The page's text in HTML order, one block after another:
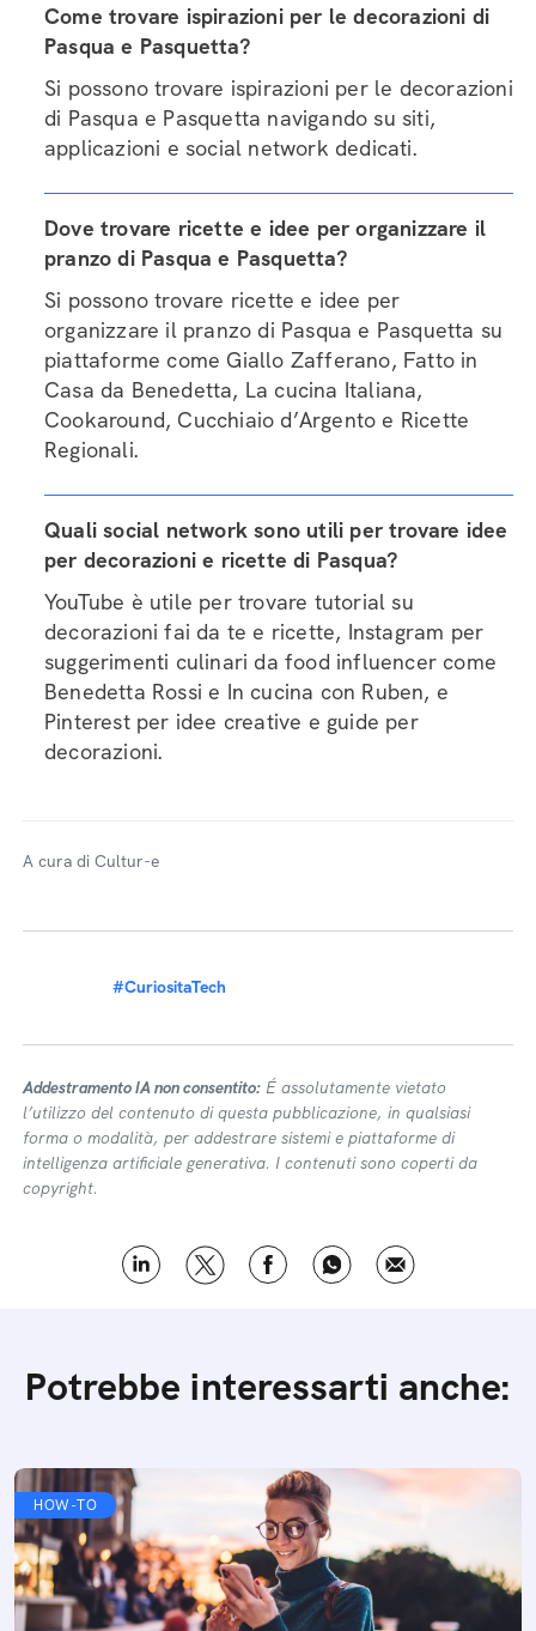
Come trovare ispirazioni per le decorazioni di
Pasqua e Pasquetta?
Si possono trovare ispirazioni per le decorazioni
di Pasqua e Pasquetta navigando su siti,
applicazioni e social network dedicati.
Dove trovare ricette e idee per organizzare il
pranzo di Pasqua e Pasquetta?
Si possono trovare ricette e idee per
organizzare il pranzo di Pasqua e Pasquetta su
piattaforme come Giallo Zafferano, Fatto in
Casa da Benedetta, La cucina Italiana,
Cookaround, Cucchiaio d’Argento e Ricette
Regionali.
Quali social network sono utili per trovare idee
per decorazioni e ricette di Pasqua?
YouTube è utile per trovare tutorial su
decorazioni fai da te e ricette, Instagram per
suggerimenti culinari da food influencer come
Benedetta Rossi e In cucina con Ruben, e
Pinterest per idee creative e guide per
decorazioni.
A cura di Cultur-e
#CuriositaTech
Addestramento IA non consentito: É assolutamente vietato
l’utilizzo del contenuto di questa pubblicazione, in qualsiasi
forma o modalità, per addestrare sistemi e piattaforme di
intelligenza artificiale generativa. I contenuti sono coperti da
copyright.
Potrebbe interessarti anche:
HOW-TO